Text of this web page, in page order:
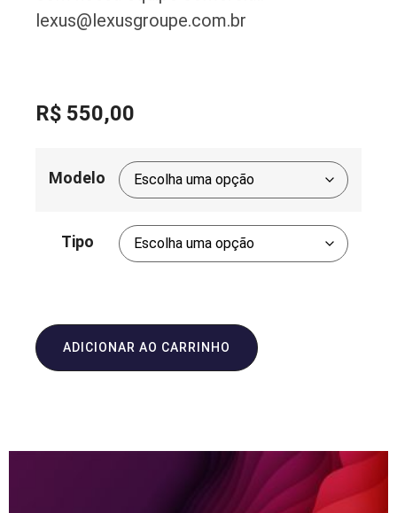
lexus@lexusgroupe.com.br
R$ 550,00
Modelo
Tipo
ADICIONAR AO CARRINHO